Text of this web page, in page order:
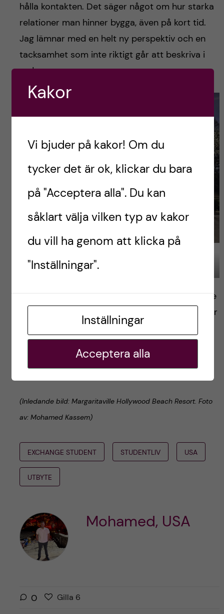
hålla kontakten. Det säger något om hur starka
relationer man hinner bygga, även på kort tid.
Jag lämnar med en helt ny perspektiv och en
tacksamhet som inte riktigt går att beskriva i
ord.
Framför kliniken efter en lång dag. Foto av Mohamed Kassem
Och även om praktiken är slut så känns det inte
som ett avslut. Mer som en början. Det kommer
fler upplevelser, fler tankar och fler bloggar för
det här är en resa som fortfarande pågår.
(Inledande bild: Margaritaville Hollywood Beach Resort. Foto
av: Mohamed Kassem)
EXCHANGE STUDENT STUDENTLIV USA
UTBYTE
Mohamed, USA
0
G
Gilla 6g
Kakor
Vi bjuder på kakor! Om du
tycker det är ok, klickar du bara
på "Acceptera alla". Du kan
såklart välja vilken typ av kakor
du vill ha genom att klicka på
"Inställningar".
Inställningar
Acceptera alla